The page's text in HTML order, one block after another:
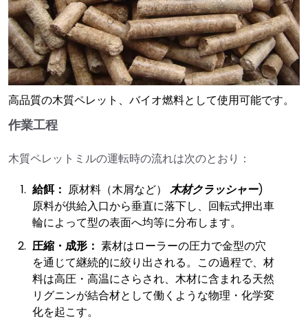
高品質の木質ペレット、バイオ燃料として使用可能です。
作業工程
木質ペレットミルの運転時の流れは次のとおり：
給餌： 原材料（木屑など） 木材クラッシャー)
原料が供給入口から垂直に落下し、回転式押出車
輪によって型の表面へ均等に分布します。
圧縮・成形： 素材はローラーの圧力で金型の穴
を通じて継続的に絞り出される。この過程で、材
料は高圧・高温にさらされ、木材に含まれる天然
リグニンが結合材として働くような物理・化学変
化を起こす。